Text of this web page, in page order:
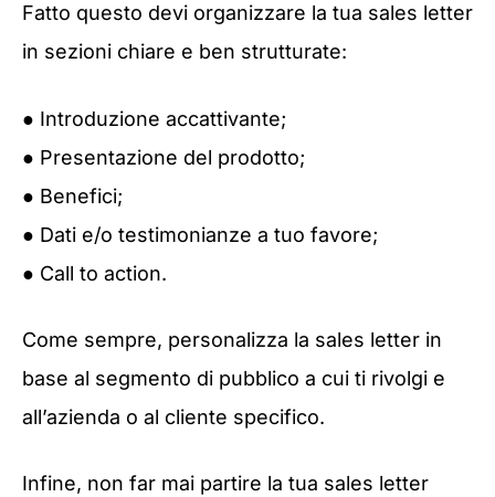
Fatto questo devi organizzare la tua sales letter
in sezioni chiare e ben strutturate:
● Introduzione accattivante;
● Presentazione del prodotto;
● Benefici;
● Dati e/o testimonianze a tuo favore;
● Call to action.
Come sempre, personalizza la sales letter in
base al segmento di pubblico a cui ti rivolgi e
all’azienda o al cliente specifico.
Infine, non far mai partire la tua sales letter